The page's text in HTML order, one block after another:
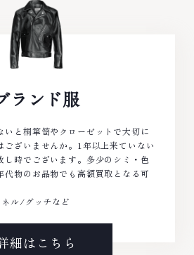
ランド服
いと桐箪笥やクローゼットで大切に
ございませんか。1年以上来ていない
し時でございます。多少のシミ・色
代物のお品物でも高額買取となる可
ル/グッチなど
細はこちら